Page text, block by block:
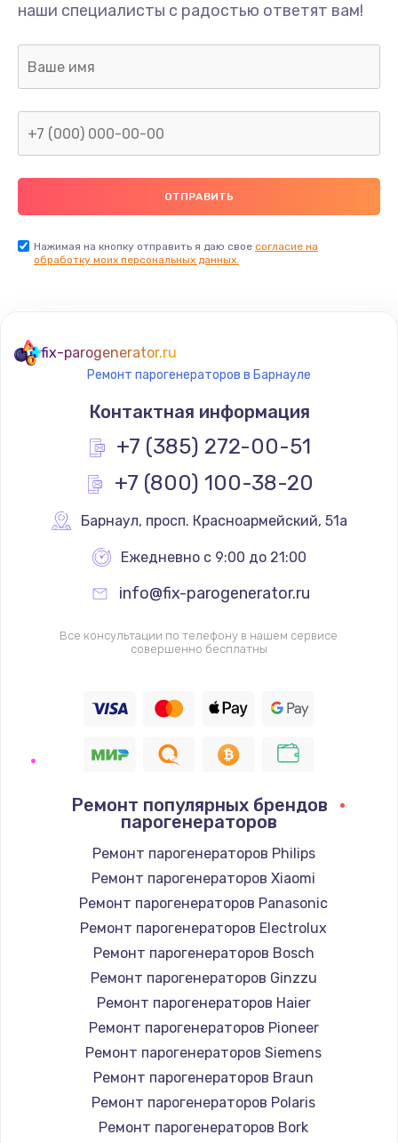
наши специалисты с радостью ответят вам!
Нажимая на кнопку отправить я даю свое согласие на
обработку моих персональных данных.
fix-parogenerator.ru
Ремонт парогенераторов в Барнауле
Контактная информация
+7 (385) 272-00-51
+7 (800) 100-38-20
Барнаул, просп. Красноармейский, 51а
Ежедневно с 9:00 до 21:00
info@fix-parogenerator.ru
Все консультации по телефону в нашем сервисе
совершенно бесплатны
Ремонт популярных брендов
парогенераторов
Ремонт парогенераторов Philips
Ремонт парогенераторов Xiaomi
Ремонт парогенераторов Panasonic
Ремонт парогенераторов Electrolux
Ремонт парогенераторов Bosch
Ремонт парогенераторов Ginzzu
Ремонт парогенераторов Haier
Ремонт парогенераторов Pioneer
Ремонт парогенераторов Siemens
Ремонт парогенераторов Braun
Ремонт парогенераторов Polaris
Ремонт парогенераторов Bork